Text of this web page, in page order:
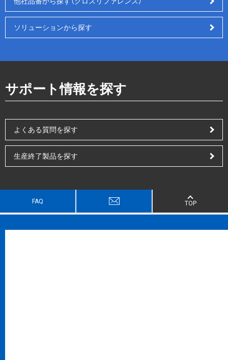
ソリューションから探す
サポート情報を探す
よくある質問を探す
生産終了製品を探す
FAQ TOP